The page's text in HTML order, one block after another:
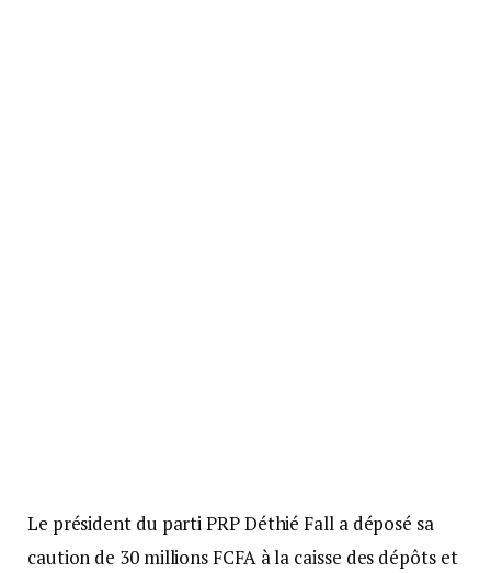
Le président du parti PRP Déthié Fall a déposé sa
caution de 30 millions FCFA à la caisse des dépôts et